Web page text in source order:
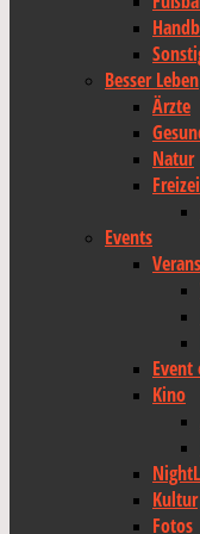
Besser Leben
Ärzte
Natur
Events
Event
Kino
Kultur
Fotos